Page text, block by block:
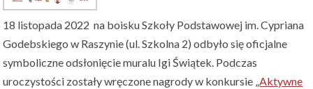
18 listopada 2022 na boisku Szkoły Podstawowej im. Cypriana
Godebskiego w Raszynie (ul. Szkolna 2) odbyło się oficjalne
symboliczne odsłonięcie muralu Igi Świątek. Podczas
uroczystości zostały wręczone nagrody w konkursie „Aktywne